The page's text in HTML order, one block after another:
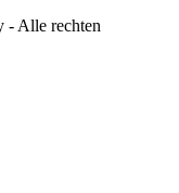
- Alle rechten